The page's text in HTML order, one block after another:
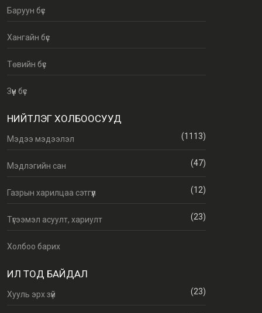
Баруун бүс
Хангайн бүс
Төвийн бүс
Зүүн бүс
НИЙТЛЭГ ХОЛБООСУУД
Мэдээ мэдээлэл (1113)
Мэдлэгийн сан (47)
Газрын харилцаа сэтгүүл (12)
Түгээмэл асуулт, хариулт (23)
Холбоо барих
ИЛ ТОД БАЙДАЛ
Хууль эрх зүй (23)